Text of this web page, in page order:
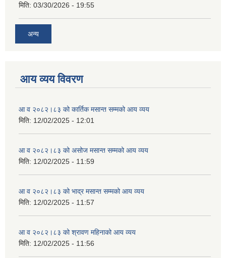
मिति: 03/30/2026 - 19:55
अन्य
आय व्यय विवरण
आ व २०८२।८३ को कार्तिक मसान्त सम्मको आय व्यय
मिति: 12/02/2025 - 12:01
आ व २०८२।८३ को असोज मसान्त सम्मको आय व्यय
मिति: 12/02/2025 - 11:59
आ व २०८२।८३ को भाद्र मसान्त सम्मको आय व्यय
मिति: 12/02/2025 - 11:57
आ व २०८२।८३ को श्रावण महिनाको आय व्यय
मिति: 12/02/2025 - 11:56